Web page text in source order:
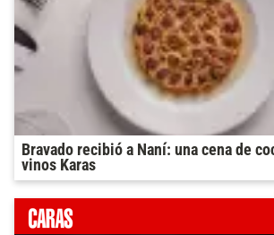
Bravado recibió a Naní: una cena de
vinos Karas